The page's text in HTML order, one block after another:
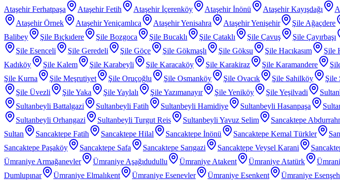
Ataşehir Ferhatpaşa
Ataşehir Fetih Ataşehir İçerenköy Ataşehir İnönü Ataşehir Kayışdağı
Ataşehir Örnek
Ataşehir Yeniçamlıca Ataşehir Yenisahra Ataşehir Yenişehir Şile Ağaçdere
Balibey
Şile Bıçkıdere Şile Bozgoca Şile Bucaklı Şile Çataklı Şile Çavuş Şile Çayırbaşı
Şile Esenceli
Şile Geredeli Şile Göçe Şile Gökmaşlı Şile Göksu Şile Hacıkasım Şile
Kadıköy
Şile Kalem Şile Karabeyli Şile Karacaköy Şile Karakiraz Şile Karamandere
Şile Kurna
Şile Meşrutiyet Şile Oruçoğlu Şile Osmanköy Şile Ovacık Şile Sahilköy Şile
Şile Üvezli
Şile Yaka Şile Yaylalı Şile Yazımanayır Şile Yeniköy Şile Yeşilvadi
Sultanbeyli Battalgazi
Sultanbeyli Fatih Sultanbeyli Hamidiye Sultanbeyli Hasanpaşa
Sultanbeyli Orhangazi
Sultanbeyli Turgut Reis Sultanbeyli Yavuz Selim Sancaktepe
Sultan
Sancaktepe Fatih Sancaktepe Hilal Sancaktepe İnönü Sancaktepe Kemal Türkler
Sancaktepe Paşaköy
Sancaktepe Safa Sancaktepe Sarıgazi Sancaktepe Veysel Karani
Ümraniye Armağanevler
Ümraniye Aşağıdudullu Ümraniye Atakent Ümraniye Atatürk
Dumlupınar
Ümraniye Elmalıkent Ümraniye Esenevler Ümraniye Esenkent Ümraniye